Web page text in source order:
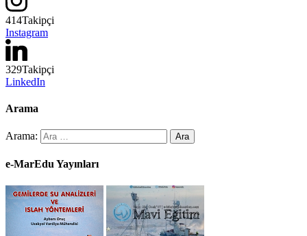
414Takipçi
Instagram
329Takipçi
LinkedIn
Arama
Arama:
e-MarEdu Yayınları